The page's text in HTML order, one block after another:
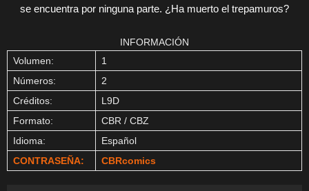
se encuentra por ninguna parte. ¿Ha muerto el trepamuros?
INFORMACIÓN
Volumen:
1
Números:
2
Créditos:
L9D
Formato:
CBR / CBZ
Idioma:
Español
CONTRASEÑA:
CBRcomics